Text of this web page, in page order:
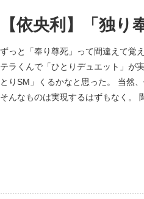
【依央利】「独り
ずっと「奉り尊死」って間違えて覚
テラくんで「ひとりデュエット」が
とりSM」くるかなと思った。 当然
そんなものは実現するはずもなく。